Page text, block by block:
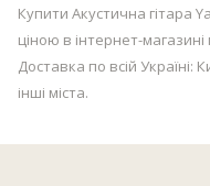
Купити Акустична гітара
ціною в інтернет-
Доставка по всій Україні:
інші міста.